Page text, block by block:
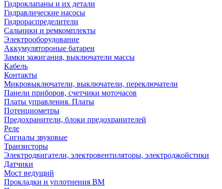
Гидроклапаны и их детали
Гидравлические насосы
Гидрораспределители
Сальники и ремкомплекты
Электрооборудование
Аккумулятороные батареи
Замки зажигания, выключатели массы
Кабель
Контакты
Микровыключатели, выключатели, переключатели
Панели приборов, счетчики моточасов
Платы управления. Платы
Потенциометры
Предохранители, блоки предохранителей
Реле
Сигналы звуковые
Транзисторы
Электродвигатели, электровентиляторы, электроджойстики
Датчики
Мост ведущий
Прокладки и уплотнения ВМ